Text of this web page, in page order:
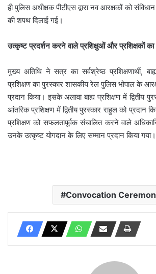
ही पुलिस अधीक्षक पीटीएस द्वारा नव आरक्षकों को
की शपथ दिलाई गई।
उत्कृष्ट प्रदर्शन करने वाले प्रशिक्षुओं और प्रशिक्षकों का
मुख्‍य अतिथि ने सत्र का सर्वश्रेष्‍ठ प्रशिक्षणार्थी,
प्रशिक्षण का पुरस्‍कार शासकीय रेल पुलिस भोपाल के
प्रदान किया। इसके अलावा बाह्य प्रशिक्षण में द्वितीय
आंतरिक प्रशिक्षण में द्वितीय पुरस्कार राहुल को प्रदान
प्रशिक्षण को सफलतापूर्वक संचालित करने वाले
उनके उत्कृष्ट योगदान के लिए सम्मान प्रदान किया गया।
Convocation